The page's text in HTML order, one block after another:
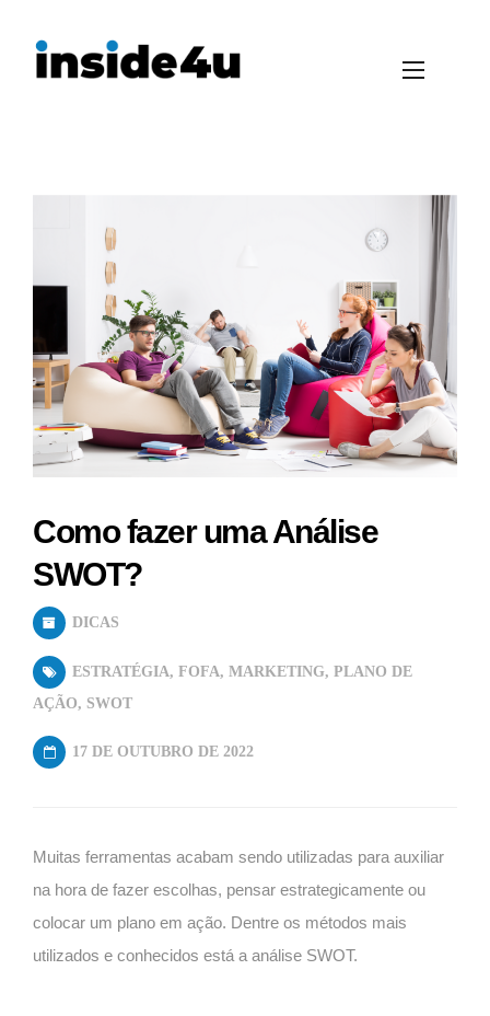
Como fazer uma Análise
SWOT?
DICAS
ESTRATÉGIA, FOFA, MARKETING, PLANO DE
AÇÃO, SWOT
17 DE OUTUBRO DE 2022
Muitas ferramentas acabam sendo utilizadas para auxiliar
na hora de fazer escolhas, pensar estrategicamente ou
colocar um plano em ação. Dentre os métodos mais
utilizados e conhecidos está a análise SWOT.